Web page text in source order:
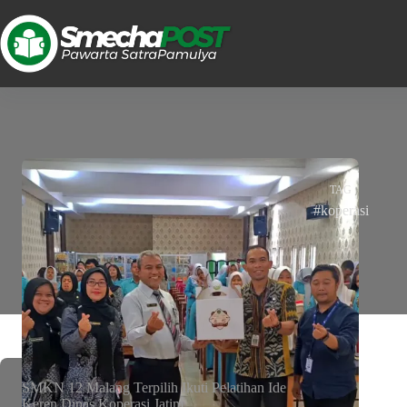
TAG
#koperasi
SMKN 12 Malang Terpilih Ikuti Pelatihan Ide
Keren Dinas Koperasi Jatim